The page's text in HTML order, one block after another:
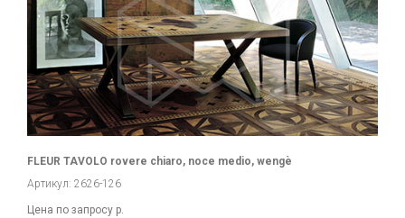
FLEUR TAVOLO rovere chiaro, noce medio, wengè
Артикул: 2626-126
Цена по запросу р.